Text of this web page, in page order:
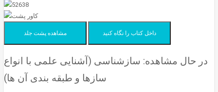
مشاهده پشت جلد داخل کتاب را نگاه کنید
در حال مشاهده: سازشناسی (آشنایی علمی با انواع
سازها و طبقه بندی آن ها)